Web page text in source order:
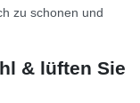
zu schonen und
& lüften Sie